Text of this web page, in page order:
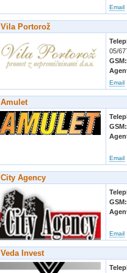
Email
Vila Portorož
05/
GSM:
Email
Amulet
GSM:
Email
City Agency
GSM:
Email
Veda Invest